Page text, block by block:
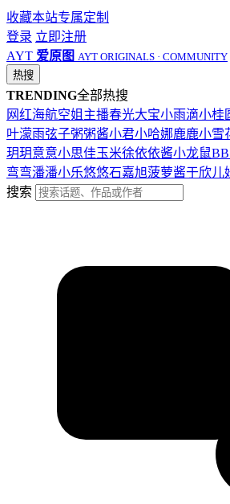
收藏本站专属定制
登录 立即注册
AYT 爱原图 AYT ORIGINALS · COMMUNITY
热搜
TRENDING全部热搜
网红海航空姐 主播春光大宝小雨滴小桂
叶濛雨弦子粥粥酱小君小哈娜鹿鹿小雪
玥玥意意小思佳玉米徐依依酱小龙鼠
弯弯潘潘小乐悠悠石嘉旭菠萝酱于欣儿
搜索